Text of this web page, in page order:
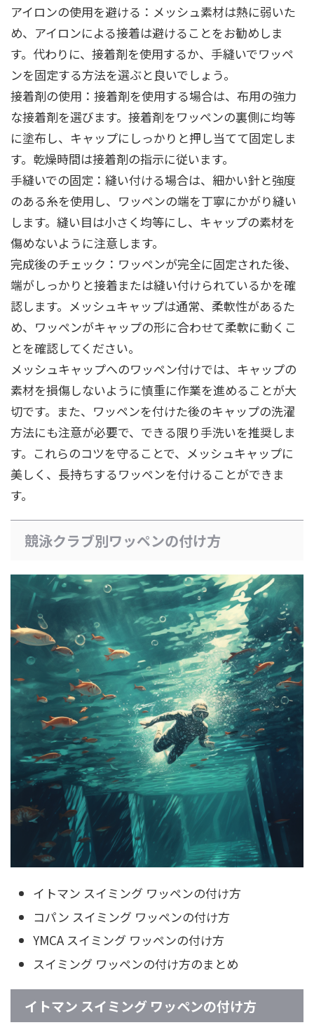
アイロンの使用を避ける：メッシュ素材は熱に弱いた
め、アイロンによる接着は避けることをお勧めしま
す。代わりに、接着剤を使用するか、手縫いでワッペ
ンを固定する方法を選ぶと良いでしょう。
接着剤の使用：接着剤を使用する場合は、布用の強力
な接着剤を選びます。接着剤をワッペンの裏側に均等
に塗布し、キャップにしっかりと押し当てて固定しま
す。乾燥時間は接着剤の指示に従います。
手縫いでの固定：縫い付ける場合は、細かい針と強度
のある糸を使用し、ワッペンの端を丁寧にかがり縫い
します。縫い目は小さく均等にし、キャップの素材を
傷めないように注意します。
完成後のチェック：ワッペンが完全に固定された後、
端がしっかりと接着または縫い付けられているかを確
認します。メッシュキャップは通常、柔軟性があるた
め、ワッペンがキャップの形に合わせて柔軟に動くこ
とを確認してください。
メッシュキャップへのワッペン付けでは、キャップの
素材を損傷しないように慎重に作業を進めることが大
切です。また、ワッペンを付けた後のキャップの洗濯
方法にも注意が必要で、できる限り手洗いを推奨しま
す。これらのコツを守ることで、メッシュキャップに
美しく、長持ちするワッペンを付けることができま
す。
競泳クラブ別ワッペンの付け方
イトマン スイミング ワッペンの付け方
コパン スイミング ワッペンの付け方
YMCA スイミング ワッペンの付け方
スイミング ワッペンの付け方のまとめ
イトマン スイミング ワッペンの付け方